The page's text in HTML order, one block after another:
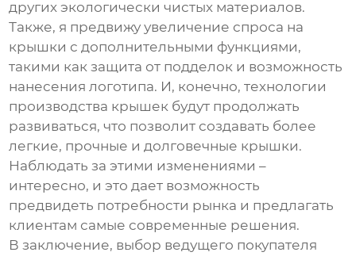
других экологически чистых материалов.
Также, я предвижу увеличение спроса на
крышки с дополнительными функциями,
такими как защита от подделок и возможность
нанесения логотипа. И, конечно, технологии
производства крышек будут продолжать
развиваться, что позволит создавать более
легкие, прочные и долговечные крышки.
Наблюдать за этими изменениями –
интересно, и это дает возможность
предвидеть потребности рынка и предлагать
клиентам самые современные решения.
В заключение, выбор ведущего покупателя